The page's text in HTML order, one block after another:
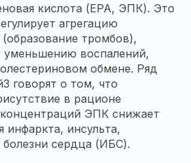
кислота (EPA, ЭПК). Это
агрегацию
тромбов),
уменьшению воспалений,
обмене. Ряд
3 говорят о том, что
в рационе
ЭПК снижает
инфаркта, инсульта,
сердца (ИБС).